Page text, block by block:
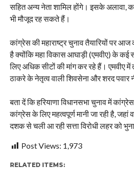
सहित अन्य नेता शामिल होंगे। इसके अलावा,
भी मौजूद रह सकते हैं।
कांग्रेस की महाराष्ट्र चुनाव तैयारियों पर आज
है क्योंकि महा विकास आघाड़ी (एमवीए) के
लिए अधिक सीटों की मांग कर रहे हैं। एमवीए
ठाकरे के नेतृत्व वाली शिवसेना और शरद पवार
बता दें कि हरियाणा विधानसभा चुनाव में
कांग्रेस के लिए महत्वपूर्ण मानी जा रही है,
दशक से चली आ रही सत्ता विरोधी लहर को भुना
Post Views: 1,973
RELATED ITEMS: